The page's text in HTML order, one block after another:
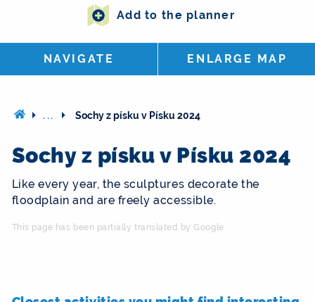
Add to the planner
NAVIGATE ENLARGE MAP
... Sochy z písku v Písku 2024
Sochy z písku v Písku 2024
Like every year, the sculptures decorate the
floodplain and are freely accessible.
This page has been partially translated by Google